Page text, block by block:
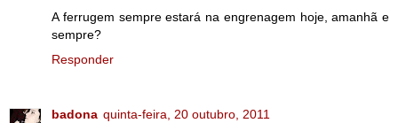
A ferrugem sempre estará na engrenagem hoje, amanhã e
sempre?
Responder
badona quinta-feira, 20 outubro, 2011